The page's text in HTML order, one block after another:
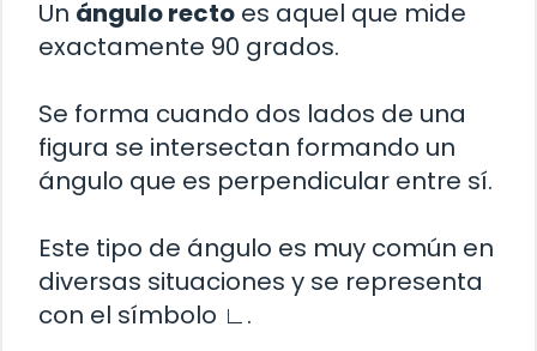
Un ángulo recto es aquel que mide
exactamente 90 grados.
Se forma cuando dos lados de una
figura se intersectan formando un
ángulo que es perpendicular entre sí.
Este tipo de ángulo es muy común en
diversas situaciones y se representa
con el símbolo ∟.